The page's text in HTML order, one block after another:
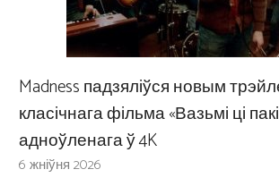
Madness падзяліўся новым
класічнага фільма «Вазьмі ці
адноўленага ў 4K
6 жніўня 2026